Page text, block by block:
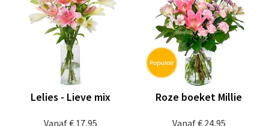
Vanaf€ 17,95
Lelies - Lieve mix
Vanaf€ 24,95
Roze boeket Millie